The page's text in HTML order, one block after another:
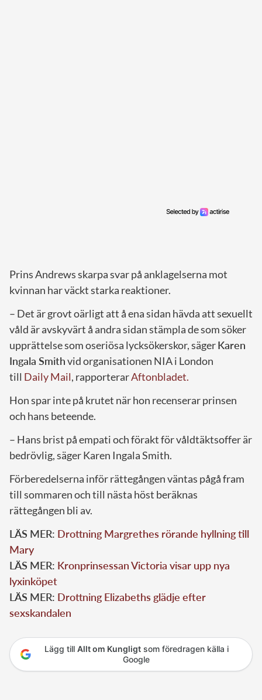
Prins Andrews skarpa svar på anklagelserna mot
kvinnan har väckt starka reaktioner.
– Det är grovt oärligt att å ena sidan hävda att sexuellt
våld är avskyvärt å andra sidan stämpla de som söker
upprättelse som oseriösa lycksökerskor, sägerKaren
Ingala Smithvid organisationen NIA i London
till Daily Mail, rapporterarAftonbladet.
Hon spar inte på krutet när hon recenserar prinsen
och hans beteende.
– Hans brist på empati och förakt för våldtäktsoffer är
bedrövlig, säger Karen Ingala Smith.
Förberedelserna inför rättegången väntas pågå fram
till sommaren och till nästa höst beräknas
rättegången bli av.
LÄS MER: Drottning Margrethes rörande hyllning till
Mary
LÄS MER: Kronprinsessan Victoria visar upp nya
lyxinköpet
LÄS MER: Drottning Elizabeths glädje efter
sexskandalen
Lägg till Allt om Kungligtsom föredragen källa i
Google